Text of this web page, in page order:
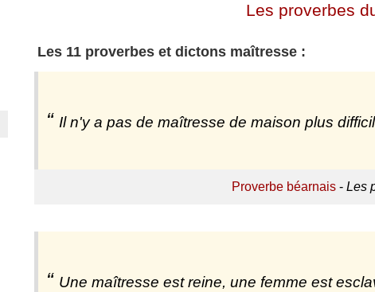
Les proverbes
Les 11 proverbes et dictons maîtresse :
Il n'y a pas de maîtresse de maison plus
Proverbe béarnais- Les
Une maîtresse est reine, une femme est